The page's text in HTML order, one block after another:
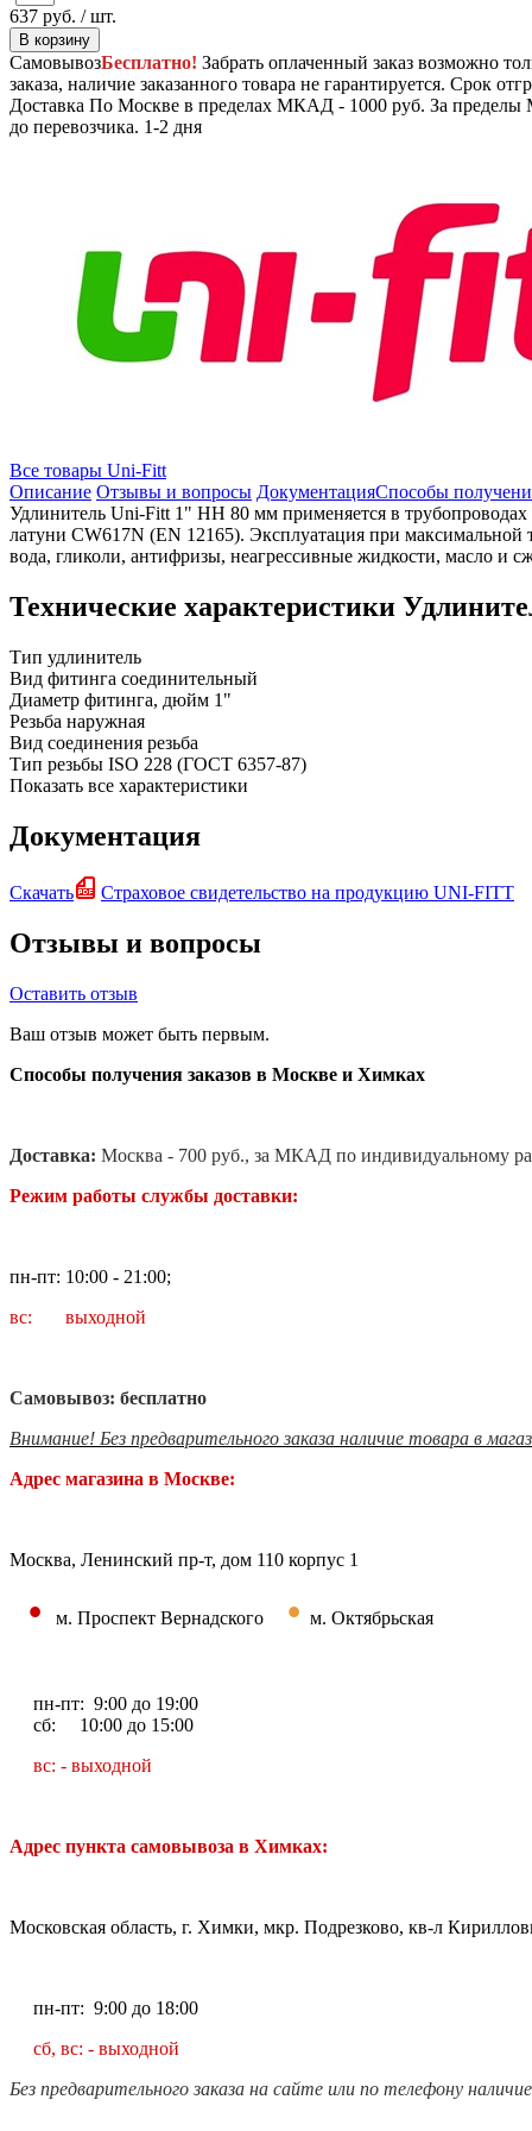
637 руб. / шт.
В корзину
СамовывозБесплатно! Забрать оплаченный заказ возможно
заказа, наличие заказанного товара не гарантируется. Срок
Доставка По Москве в пределах МКАД - 1000 руб. За пределы
до перевозчика. 1-2 дня
Все товары Uni-Fitt
Описание Отзывы и вопросы ДокументацияСпособы
Удлинитель Uni-Fitt 1" НН 80 мм применяется в трубопроводах
латуни CW617N (EN 12165). Эксплуатация при максимальной
вода, гликоли, антифризы, неагрессивные жидкости, масло и
Технические характеристики
Тип удлинитель
Вид фитинга соединительный
Диаметр фитинга, дюйм 1"
Резьба наружная
Вид соединения резьба
Тип резьбы ISO 228 (ГОСТ 6357-87)
Показать все характеристики
Документация
Скачать Страховое свидетельство на продукцию UNI-FITT
Отзывы и вопросы
Оставить отзыв
Ваш отзыв может быть первым.
Способы получения заказов в Москве и Химках
Доставка: Москва - 700 руб., за МКАД по индивидуальному
Режим работы службы доставки:
пн-пт: 10:00 - 21:00;
вс: выходной
Самовывоз: бесплатно
Внимание! Без предварительного заказа наличие товара в
Адрес магазина в Москве:
Москва, Ленинский пр-т, дом 110 корпус 1
• м. Проспект Вернадского • м. Октябрьская
пн-пт: 9:00 до 19:00
сб: 10:00 до 15:00
вс: - выходной
Адрес пункта самовывоза в Химках:
Московская область, г. Химки, мкр. Подрезково, кв-л
пн-пт: 9:00 до 18:00
сб, вс: - выходной
Без предварительного заказа на сайте или по телефону